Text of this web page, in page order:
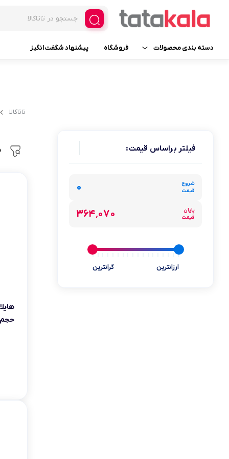
دسته بندی محصولات
لوازم آرایشی
ابزارآلات و تجهیزات
فروشگاه پیشنهاد شگفت انگیز
فیلتر براساس قیمت:
شروع
قیمت
۰
پایان
قیمت
۳۶۴٬۰۷۰
ارزانترین گرانترین
تاتاکالا
حجم 30 میلی